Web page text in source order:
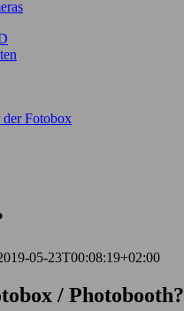
der Fotobox
05-23T00:08:19+02:00
/ Photobooth?